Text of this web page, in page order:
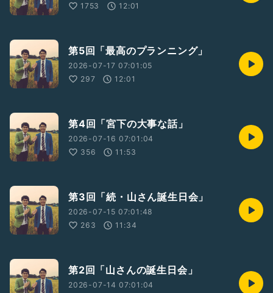
1753
12:01
第5回「最高のプランニング」
2026-07-17 07:01:05
297
12:01
第4回「宮下の大事な話」
2026-07-16 07:01:04
356
11:53
第3回「続・山さん誕生日会」
2026-07-15 07:01:48
263
11:34
第2回「山さんの誕生日会」
2026-07-14 07:01:04